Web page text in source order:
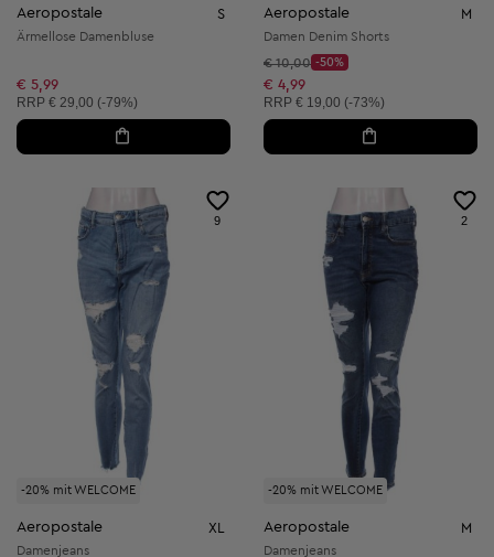
Aeropostale S
Ärmellose Damenbluse
€ 5,99
Unverbindliche Preisempfehlung:
RRP € 29,00 (-79%)
Aeropostale M
Damen Denim Shorts
Startpreis:
€ 10,00
Discount Price:
-50%
Reduzierter Preis:
€ 4,99
Unverbindliche Preisempfehlung:
RRP € 19,00 (-73%)
-20% mit WELCOME
9
Aeropostale XL
Damenjeans
-20% mit WELCOME
2
Aeropostale M
Damenjeans